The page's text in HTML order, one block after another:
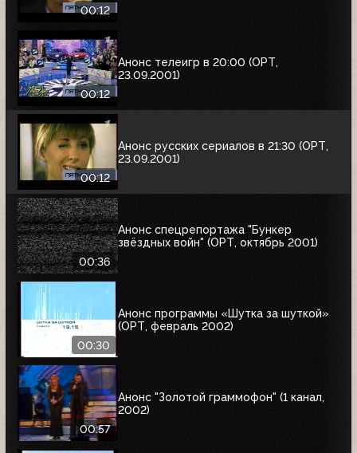
00:12
00:12
Анонс телеигр в 20:00 (ОРТ,
23.09.2001)
00:12
Анонс русских сериалов в 21:30 (ОРТ,
23.09.2001)
00:36
Анонс спецрепортажа "Бункер
звёздных войн" (ОРТ, октябрь 2001)
00:30
Анонс программы «Шутка за шуткой»
(ОРТ, февраль 2002)
00:57
Анонс "Золотой граммофон" (1 канал,
2002)